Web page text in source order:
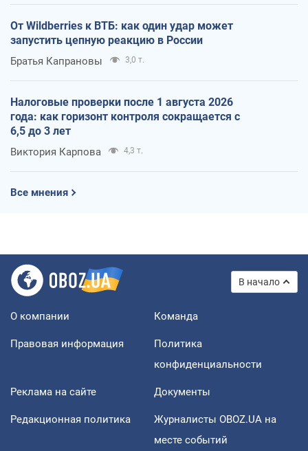
От Wildberries к ВТБ: как один удар может
запустить цепную реакцию в России
Братья Капрановы 3,0 т.
Налоговые проверки после 1 августа 2026
года: как горизонт контроля сокращается с
6,5 до 3 лет
Виктория Карпова 4,3 т.
Все мнения
В начало
О компании Команда
Правовая информация
Политика
конфиденциальности
Реклама на сайте Документы
Редакционная политика
Журналисты OBOZ.UA на
месте событий